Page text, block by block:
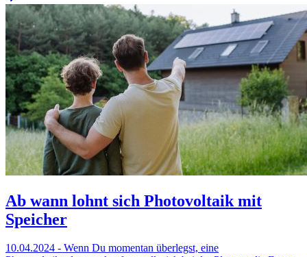
Ab wann lohnt sich Photovoltaik mit
Speicher
10.04.2024 - Wenn Du momentan überlegst, eine